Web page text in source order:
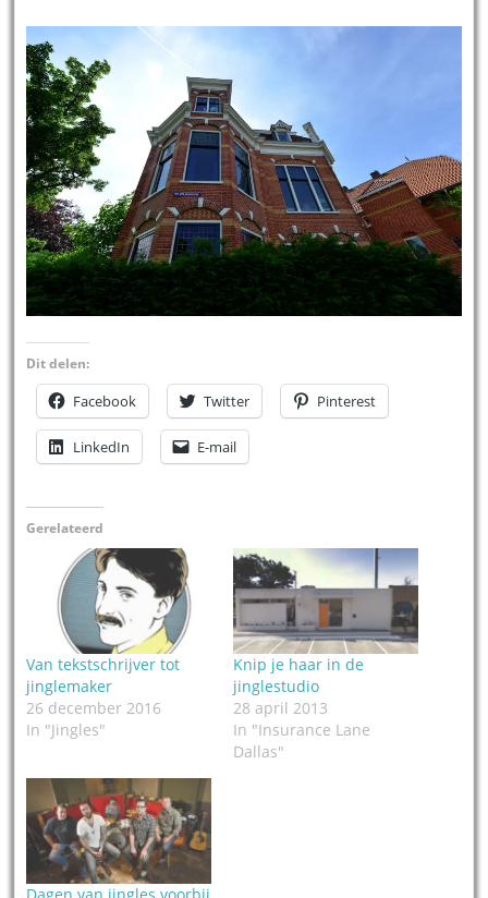
Dit delen:
Facebook Twitter Pinterest
LinkedIn E-mail
Gerelateerd
Van tekstschrijver tot
jinglemaker
26 december 2016
In "Jingles"
Knip je haar in de
jinglestudio
28 april 2013
In "Insurance Lane
Dallas"
Dagen van jingles voorbij